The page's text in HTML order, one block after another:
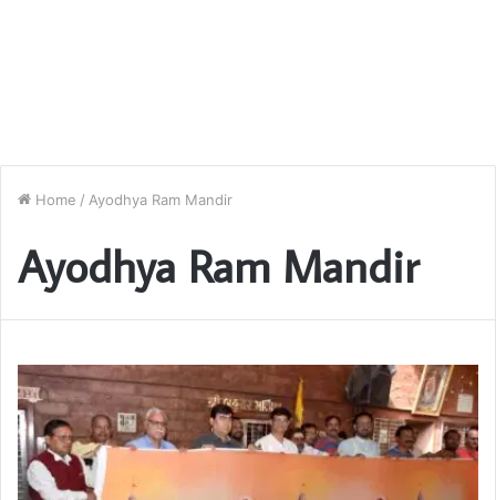
Home / Ayodhya Ram Mandir
Ayodhya Ram Mandir